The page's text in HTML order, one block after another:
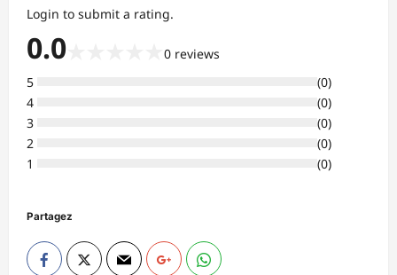
Login to submit a rating.
0.0 0 reviews
5
(0)
4
(0)
3
(0)
2
(0)
1
(0)
Partagez